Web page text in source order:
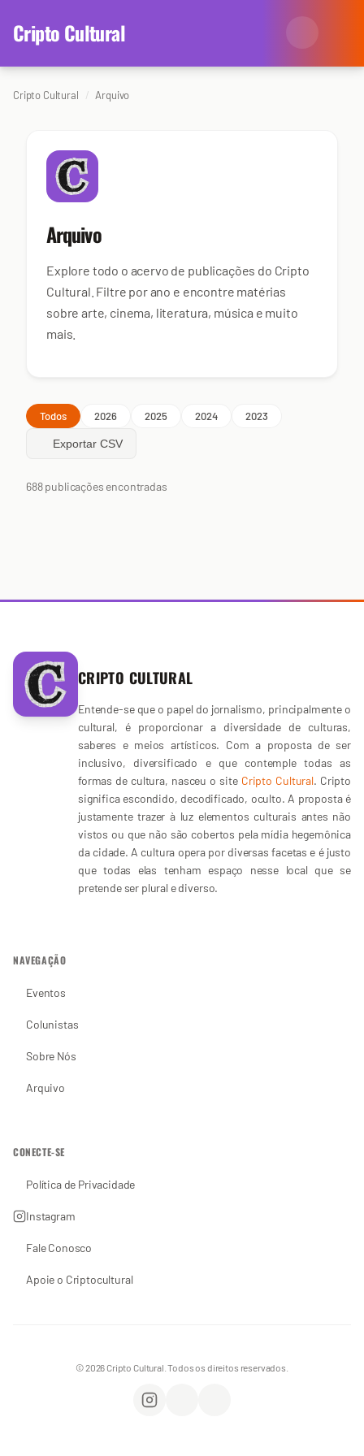
content
Cripto Cultural
Categorias
Arte
Colunistas
Redes Antissociais
Sobre Nós
Arquivo
Cripto Cultural Arquivo
Arquivo
Explore todo o acervo de publicações do Cripto
Cultural. Filtre por ano e encontre matérias
sobre arte, cinema, literatura, música e muito
mais.
Todos 2026 2025 2024 2023
Exportar CSV
688 publicações encontradas
CRIPTO CULTURAL
Entende-se que o papel do jornalismo, principalmente o
cultural, é proporcionar a diversidade de culturas,
saberes e meios artísticos. Com a proposta de ser
inclusivo, diversificado e que contemple todas as
formas de cultura, nasceu o site Cripto Cultural. Cripto
significa escondido, decodificado, oculto. A proposta é
justamente trazer à luz elementos culturais antes não
vistos ou que não são cobertos pela mídia hegemônica
da cidade. A cultura opera por diversas facetas e é justo
que todas elas tenham espaço nesse local que se
pretende ser plural e diverso.
NAVEGAÇÃO
Eventos
Colunistas
Sobre Nós
Arquivo
CONECTE-SE
Política de Privacidade
Instagram
Fale Conosco
Apoie o Criptocultural
© 2026 Cripto Cultural. Todos os direitos reservados.
Instagram